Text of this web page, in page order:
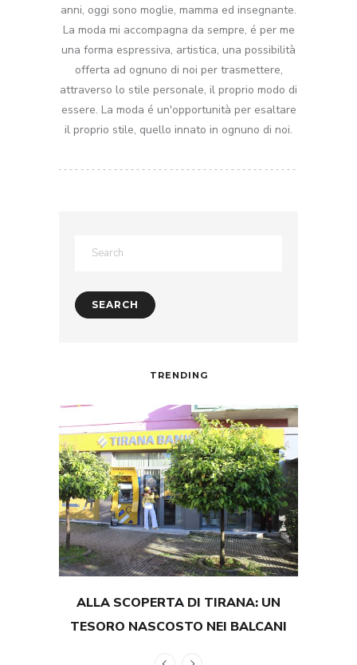
anni, oggi sono moglie, mamma ed insegnante.
La moda mi accompagna da sempre, é per me
una forma espressiva, artistica, una possibilità
offerta ad ognuno di noi per trasmettere,
attraverso lo stile personale, il proprio modo di
essere. La moda é un'opportunità per esaltare
il proprio stile, quello innato in ognuno di noi.
TRENDING
ALLA SCOPERTA DI TIRANA: UN
TESORO NASCOSTO NEI BALCANI